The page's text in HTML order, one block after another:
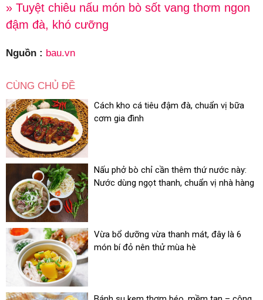
» Tuyệt chiêu nấu món bò sốt vang thơm ngon
đậm đà, khó cưỡng
Nguồn : bau.vn
CÙNG CHỦ ĐỀ
Cách kho cá tiêu đậm đà, chuẩn vị bữa
cơm gia đình
Nấu phở bò chỉ cần thêm thứ nước này:
Nước dùng ngọt thanh, chuẩn vị nhà hàng
Vừa bổ dưỡng vừa thanh mát, đây là 6
món bí đỏ nên thử mùa hè